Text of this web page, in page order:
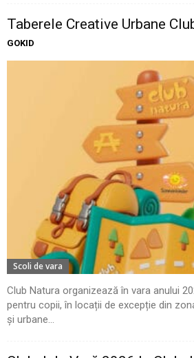
Taberele Creative Urbane
GOKID
Scoli de vara
Club Natura organizează în vara anului
pentru copii, în locații de excepție din
și urbane...